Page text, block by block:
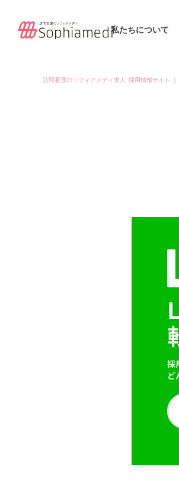
私たちについて
訪問看護のソフィアメディ求人･採用情報サイト